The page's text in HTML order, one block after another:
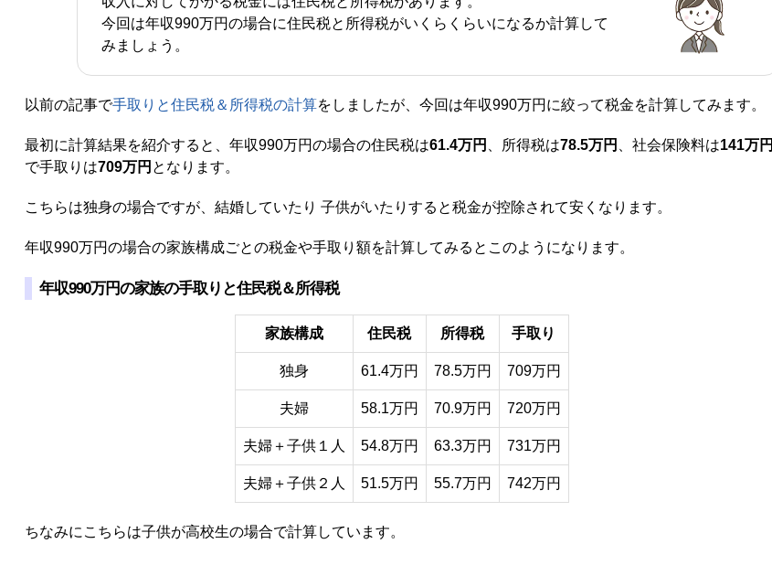
今回は年収990万円の場合に住民税と所得税がいくらくらいになるか計算して
みましょう。
以前の記事で手取りと住民税＆所得税の計算をしましたが、今回は年収990万円に絞って税金を計算してみます。
最初に計算結果を紹介すると、年収990万円の場合の住民税は61.4万円 、所得税は78.5万円 、社会保険料は141万円
で手取りは709万円 となります。
こちらは独身の場合ですが、結婚していたり 子供がいたりすると税金が控除されて安くなります。
年収990万円の場合の家族構成ごとの税金や手取り額を計算してみるとこのようになります。
年収990万円の家族の手取りと住民税＆所得税
家族構成 住民税 所得税 手取り
独身 61.4万円 78.5万円 709万円
夫婦 58.1万円 70.9万円 720万円
夫婦＋子供１人 54.8万円 63.3万円 731万円
夫婦＋子供２人 51.5万円 55.7万円 742万円
ちなみにこちらは子供が高校生の場合で計算しています。